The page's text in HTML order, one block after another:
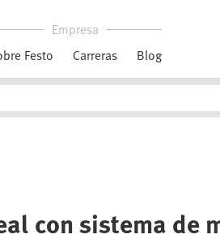
Empresa
Festo
Carreras Blog
con sistema de